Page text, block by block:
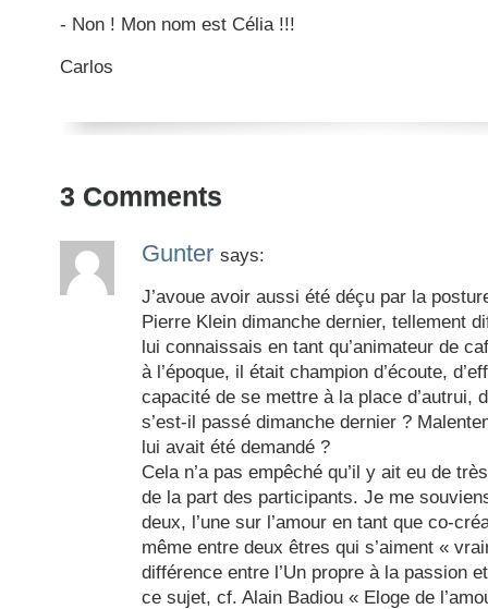
- Non ! Mon nom est Célia !!!
Carlos
3 Comments
Gunter says:
J’avoue avoir aussi été déçu par la
Pierre Klein dimanche dernier, tellement
lui connaissais en tant qu’animateur de
à l’époque, il était champion d’écoute,
capacité de se mettre à la place d’autrui,
s’est-il passé dimanche dernier ?
lui avait été demandé ?
Cela n’a pas empêché qu’il y ait eu de
de la part des participants. Je me
deux, l’une sur l’amour en tant que co-
même entre deux êtres qui s’aiment «
différence entre l’Un propre à la passion
ce sujet, cf. Alain Badiou « Eloge de